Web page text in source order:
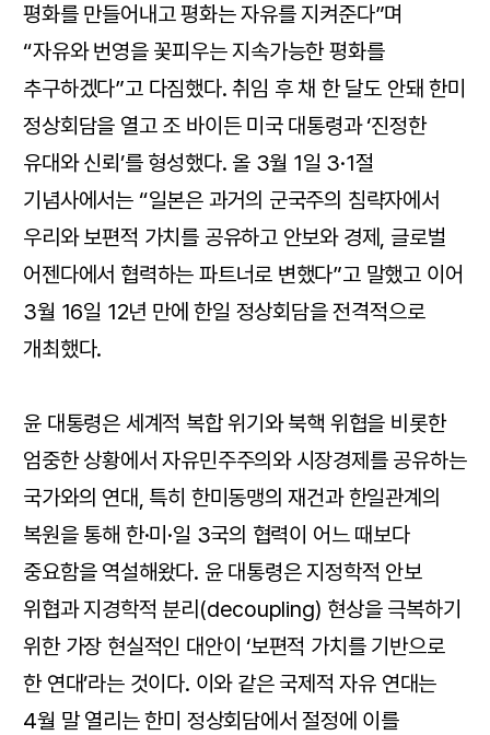
평화를 만들어내고 평화는 자유를 지켜준다”며
“자유와 번영을 꽃피우는 지속가능한 평화를
추구하겠다”고 다짐했다. 취임 후 채 한 달도 안돼 한미
정상회담을 열고 조 바이든 미국 대통령과 ‘진정한
유대와 신뢰’를 형성했다. 올 3월 1일 3·1절
기념사에서는 “일본은 과거의 군국주의 침략자에서
우리와 보편적 가치를 공유하고 안보와 경제, 글로벌
어젠다에서 협력하는 파트너로 변했다”고 말했고 이어
3월 16일 12년 만에 한일 정상회담을 전격적으로
개최했다.
윤 대통령은 세계적 복합 위기와 북핵 위협을 비롯한
엄중한 상황에서 자유민주주의와 시장경제를 공유하는
국가와의 연대, 특히 한미동맹의 재건과 한일관계의
복원을 통해 한·미·일 3국의 협력이 어느 때보다
중요함을 역설해왔다. 윤 대통령은 지정학적 안보
위협과 지경학적 분리(decoupling) 현상을 극복하기
위한 가장 현실적인 대안이 ‘보편적 가치를 기반으로
한 연대’라는 것이다. 이와 같은 국제적 자유 연대는
4월 말 열리는 한미 정상회담에서 절정에 이를